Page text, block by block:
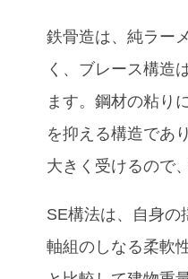
鉄骨造は、純ラー
く、ブレース構造
ます。鋼材の粘り
を抑える構造であ
大きく受けるので
SE構法は、自身の
軸組のしなる柔軟